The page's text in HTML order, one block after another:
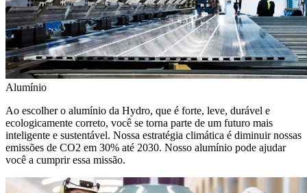
Alumínio
Ao escolher o alumínio da Hydro, que é forte, leve, durável e
ecologicamente correto, você se torna parte de um futuro mais
inteligente e sustentável. Nossa estratégia climática é diminuir nossas
emissões de CO2 em 30% até 2030. Nosso alumínio pode ajudar
você a cumprir essa missão.